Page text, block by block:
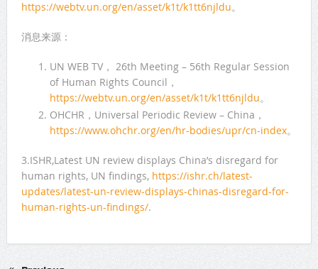
https://webtv.un.org/en/asset/k1t/k1tt6njldu。
消息来源：
UN WEB TV， 26th Meeting – 56th Regular Session
of Human Rights Council，
https://webtv.un.org/en/asset/k1t/k1tt6njldu。
OHCHR，Universal Periodic Review – China，
https://www.ohchr.org/en/hr-bodies/upr/cn-index。
3.ISHR,Latest UN review displays China’s disregard for
human rights, UN findings,https://ishr.ch/latest-
updates/latest-un-review-displays-chinas-disregard-for-
human-rights-un-findings/.